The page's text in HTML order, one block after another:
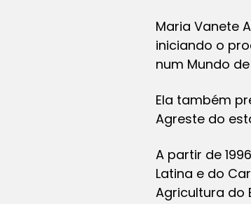
Maria Vanete
iniciando o
num Mundo de
Ela também
Agreste do
A partir de
Latina e do
Agricultura do